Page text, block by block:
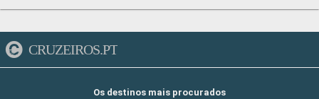
CRUZEIROS.PT
Os destinos mais procurados